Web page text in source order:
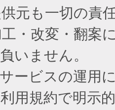
元も一切の責
・改変・翻案
いません。
ービスの運用
用規約で明示